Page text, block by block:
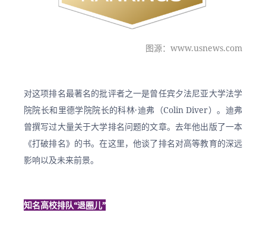
图源：www.usnews.com
对这项排名最著名的批评者之一是曾任宾夕法尼亚大学法学
院院长和里德学院院长的科林·迪弗（Colin Diver）。迪弗
曾撰写过大量关于大学排名问题的文章。去年他出版了一本
《打破排名》的书。在这里，他谈了排名对高等教育的深远
影响以及未来前景。
知名高校排队“退圈儿”